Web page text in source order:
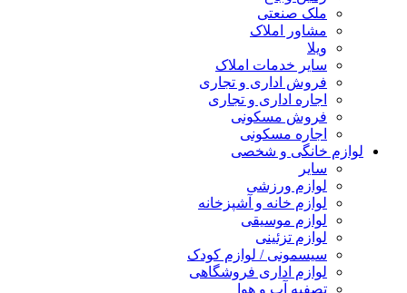
ملک صنعتی
مشاور املاک
ویلا
سایر خدمات املاک
فروش اداری و تجاری
اجاره اداری و تجاری
فروش مسکونی
اجاره مسکونی
لوازم خانگی و شخصی
سایر
لوازم ورزشی
لوازم خانه و آشپزخانه
لوازم موسیقی
لوازم تزئینی
سیسمونی / لوازم کودک
لوازم اداری فروشگاهی
تصفیه آب و هوا